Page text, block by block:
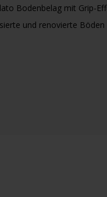
Bodenbelag mit Grip-
und renovierte Böden